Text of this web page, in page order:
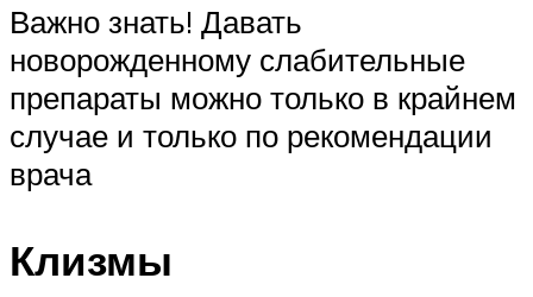
Важно знать! Давать
новорожденному слабительные
препараты можно только в крайнем
случае и только по рекомендации
врача
Клизмы